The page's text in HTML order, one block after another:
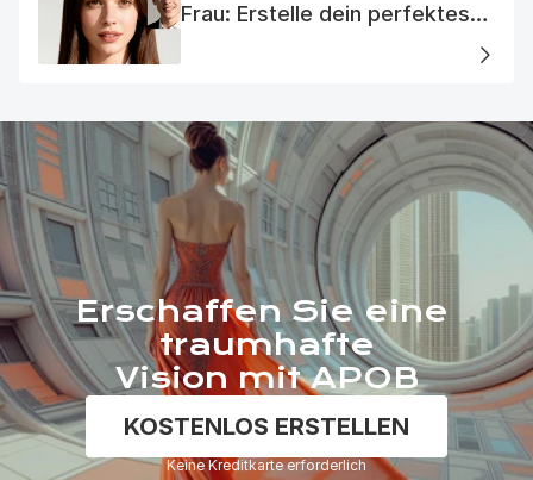
Frau: Erstelle dein perfektes
Erschaffen Sie eine
traumhafte
Vision mit APOB
KOSTENLOS ERSTELLEN
Keine Kreditkarte erforderlich